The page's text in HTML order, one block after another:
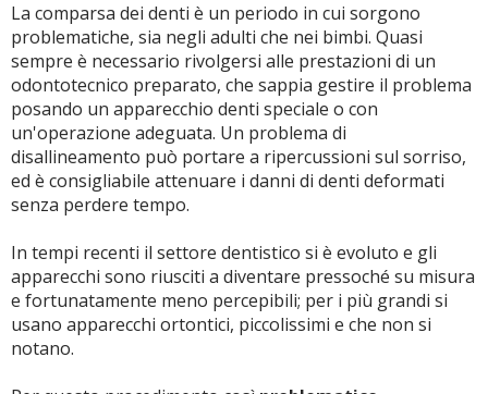
La comparsa dei denti è un periodo in cui sorgono
problematiche, sia negli adulti che nei bimbi. Quasi
sempre è necessario rivolgersi alle prestazioni di un
odontotecnico preparato, che sappia gestire il problema
posando un apparecchio denti speciale o con
un'operazione adeguata. Un problema di
disallineamento può portare a ripercussioni sul sorriso,
ed è consigliabile attenuare i danni di denti deformati
senza perdere tempo.
In tempi recenti il settore dentistico si è evoluto e gli
apparecchi sono riusciti a diventare pressoché su misura
e fortunatamente meno percepibili; per i più grandi si
usano apparecchi ortontici, piccolissimi e che non si
notano.